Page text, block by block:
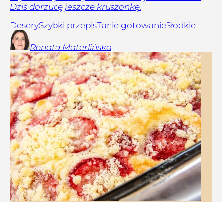
Dziś dorzucę jeszcze kruszonkę.
DeserySzybki przepisTanie gotowanieSłodkie
Renata Materlińska